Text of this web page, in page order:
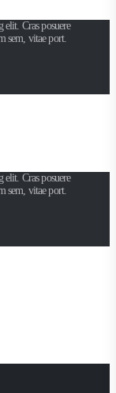
elit. Cras posuere
sem, vitae port.
elit. Cras posuere
sem, vitae port.